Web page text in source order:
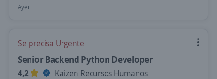
Ayer
Se precisa Urgente
Senior Backend Python Developer
4,2
Kaizen Recursos Humanos